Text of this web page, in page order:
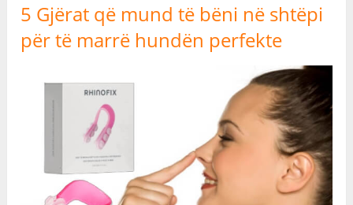
5 Gjërat që mund të bëni në shtëpi
për të marrë hundën perfekte